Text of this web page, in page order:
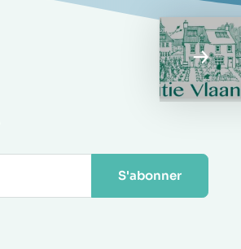
S'abonner